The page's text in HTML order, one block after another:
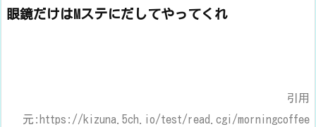
眼鏡だけはMステにだしてやってくれ
引用
元:https://kizuna.5ch.io/test/read.cgi/morningcoffee